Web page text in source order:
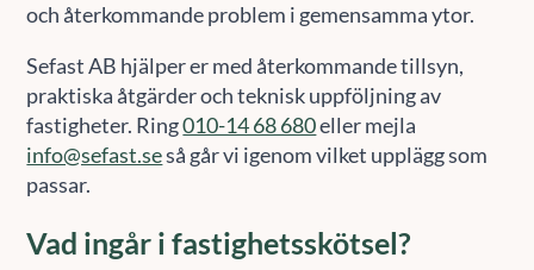
och återkommande problem i gemensamma ytor.
Sefast AB hjälper er med återkommande tillsyn,
praktiska åtgärder och teknisk uppföljning av
fastigheter. Ring010-14 68 680eller mejla
info@sefast.seså går vi igenom vilket upplägg som
passar.
Vad ingår i fastighetsskötsel?